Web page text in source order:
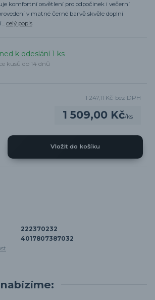
komfortní osvětlení pro odpočinek i večerní
v matné černé barvě skvěle doplní
celý popis
k odeslání 1 ks
kusů do 14 dnů
1 509,00 Kč/ks
1 247,11 Kč bez DPH
Vložit do košíku
222370232
4017807387032